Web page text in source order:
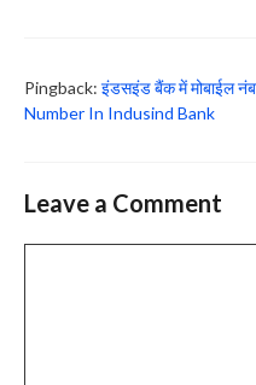
Pingback: इंडसइंड बैंक में मोबाईल
Number In Indusind Bank
Leave a Comment